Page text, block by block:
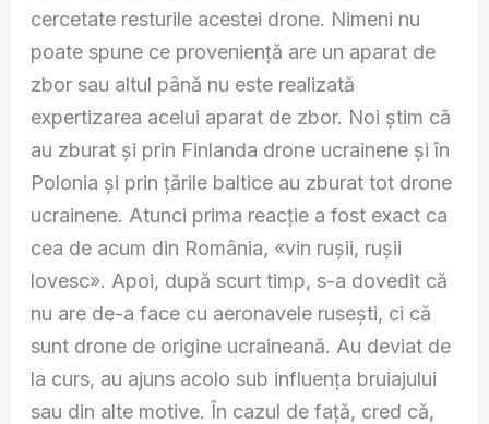
cercetate resturile acestei drone. Nimeni nu
poate spune ce proveniență are un aparat de
zbor sau altul până nu este realizată
expertizarea acelui aparat de zbor. Noi știm că
au zburat și prin Finlanda drone ucrainene și în
Polonia și prin țările baltice au zburat tot drone
ucrainene. Atunci prima reacție a fost exact ca
cea de acum din România, «vin rușii, rușii
lovesc». Apoi, după scurt timp, s-a dovedit că
nu are de-a face cu aeronavele rusești, ci că
sunt drone de origine ucraineană. Au deviat de
la curs, au ajuns acolo sub influența bruiajului
sau din alte motive. În cazul de față, cred că,